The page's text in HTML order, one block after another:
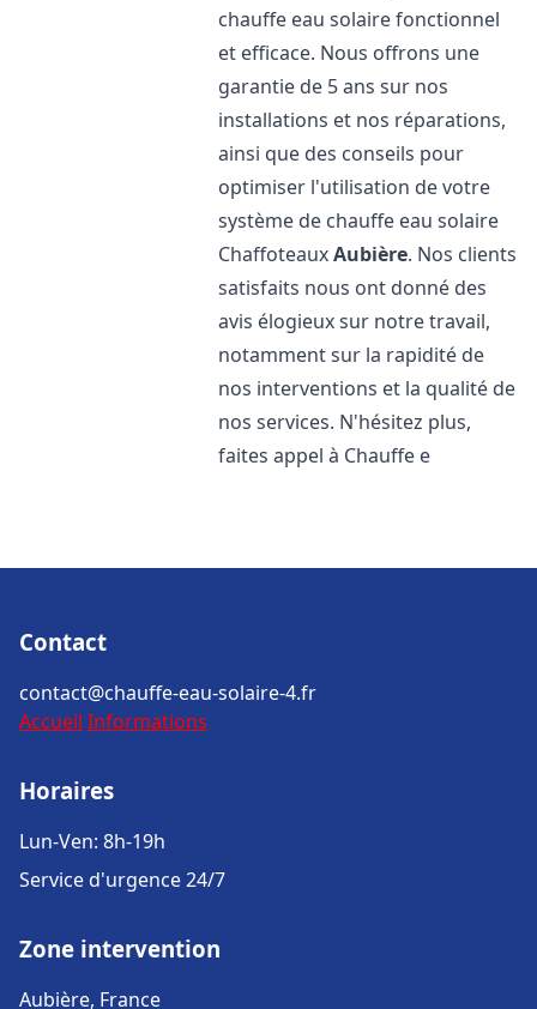
chauffe eau solaire fonctionnel
et efficace. Nous offrons une
garantie de 5 ans sur nos
installations et nos réparations,
ainsi que des conseils pour
optimiser l'utilisation de votre
système de chauffe eau solaire
ChaffoteauxAubière. Nos clients
satisfaits nous ont donné des
avis élogieux sur notre travail,
notamment sur la rapidité de
nos interventions et la qualité de
nos services. N'hésitez plus,
faites appel à Chauffe e
Contact
contact@chauffe-eau-solaire-4.fr
Accueil Informations
Horaires
Lun-Ven: 8h-19h
Service d'urgence 24/7
Zone intervention
Aubière, France